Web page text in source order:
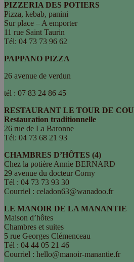
PIZZERIA DES POTIERS
Pizza, kebab, panini
Sur place – A emporter
11 rue Saint Taurin
Tél: 04 73 73 96 62
PAPPANO PIZZA
26 avenue de verdun
tél : 07 83 24 86 45
RESTAURANT LE TOUR DE COU
Restauration traditionnelle
26 rue de La Baronne
Tél: 04 73 68 21 93
CHAMBRES D’HÔTES (4)
Chez la potière Annie BERNARD
29 avenue du docteur Corny
Tél : 04 73 73 93 30
Courriel : celadon63@wanadoo.fr
LE MANOIR DE LA MANANTIE
Maison d’hôtes
Chambres et suites
5 rue Georges Clémenceau
Tél : 04 44 05 21 46
Courriel : hello@manoir-manantie.fr